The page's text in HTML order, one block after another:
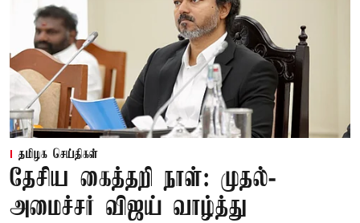
தமிழக செய்திகள்
தேசிய கைத்தறி நாள்: முதல்-
அமைச்சர் விஜய் வாழ்த்து